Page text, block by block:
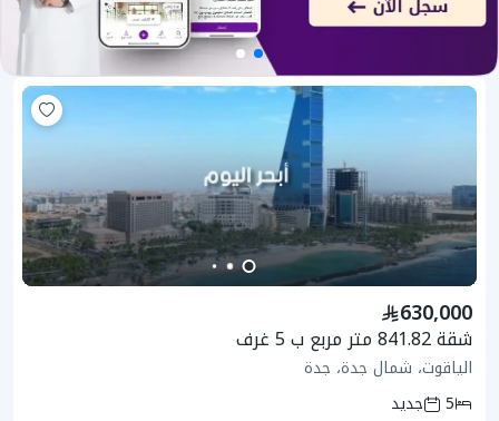
630,000
شقة 841.82 متر مربع ب 5 غرف
الياقوت، شمال جدة، جدة
5
جديد